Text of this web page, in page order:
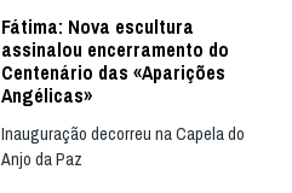
Fátima: Nova escultura
assinalou encerramento do
Centenário das «Aparições
Angélicas»
Inauguração decorreu na Capela do
Anjo da Paz